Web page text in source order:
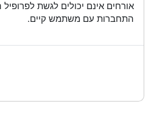
אורחים אינם יכולים לגשת
התחברות עם משתמש קיים.